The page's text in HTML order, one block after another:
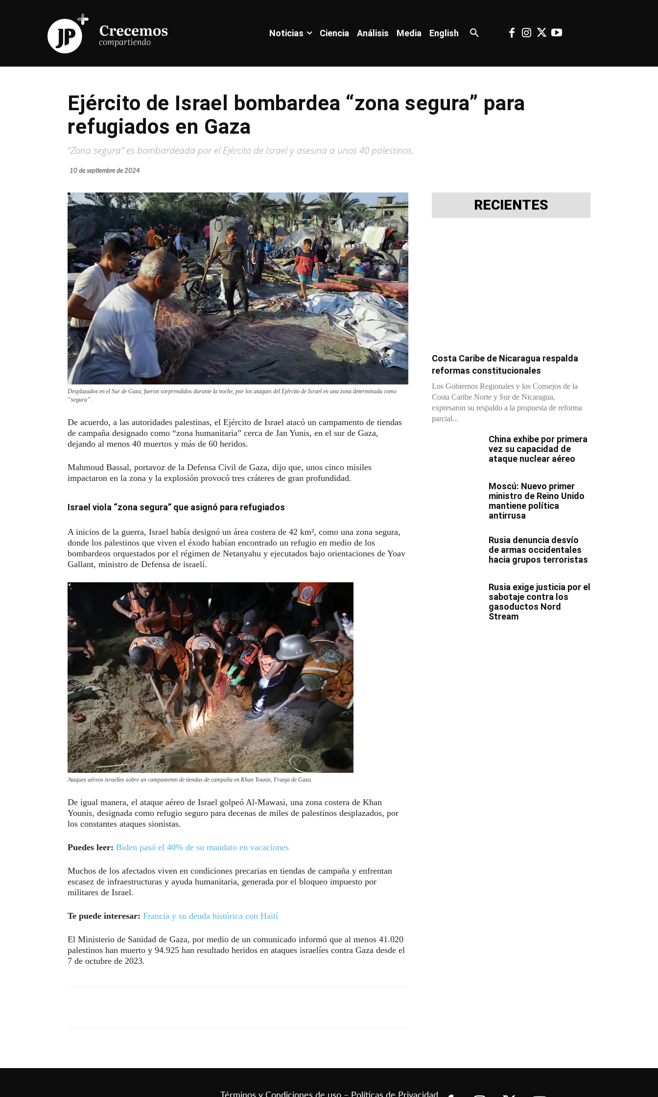
Noticias Ciencia Análisis Media English
Ejército de Israel bombardea “zona segura” para
refugiados en Gaza
“Zona segura” es bombardeada por el Ejército de Israel y asesina a unos 40 palestinos.
10 de septiembre de 2024
Desplazados en el Sur de Gaza, fueron sorprendidos durante la noche, por los ataques del Ejército de Israel en una zona determinada como
“segura”.
De acuerdo, a las autoridades palestinas, el Ejército de Israel atacó un campamento de tiendas
de campaña designado como “zona humanitaria” cerca de Jan Yunis, en el sur de Gaza,
dejando al menos 40 muertos y más de 60 heridos.
Mahmoud Bassal, portavoz de la Defensa Civil de Gaza, dijo que, unos cinco misiles
impactaron en la zona y la explosión provocó tres cráteres de gran profundidad.
Israel viola “zona segura” que asignó para refugiados
A inicios de la guerra, Israel había designó un área costera de 42 km², como una zona segura,
donde los palestinos que viven el éxodo habían encontrado un refugio en medio de los
bombardeos orquestados por el régimen de Netanyahu y ejecutados bajo orientaciones de Yoav
Gallant, ministro de Defensa de israelí.
Ataques aéreos israelíes sobre un campamento de tiendas de campaña en Khan Younis, Franja de Gaza.
De igual manera, el ataque aéreo de Israel golpeó Al-Mawasi, una zona costera de Khan
Younis, designada como refugio seguro para decenas de miles de palestinos desplazados, por
los constantes ataques sionistas.
Puedes leer: Biden pasó el 40% de su mandato en vacaciones
Muchos de los afectados viven en condiciones precarias en tiendas de campaña y enfrentan
escasez de infraestructuras y ayuda humanitaria, generada por el bloqueo impuesto por
militares de Israel.
Te puede interesar: Francia y su deuda histórica con Haití
El Ministerio de Sanidad de Gaza, por medio de un comunicado informó que al menos 41.020
palestinos han muerto y 94.925 han resultado heridos en ataques israelíes contra Gaza desde el
7 de octubre de 2023.
RECIENTES
Costa Caribe de Nicaragua respalda
reformas constitucionales
Los Gobiernos Regionales y los Consejos de la
Costa Caribe Norte y Sur de Nicaragua,
expresaron su respaldo a la propuesta de reforma
parcial...
China exhibe por primera
vez su capacidad de
ataque nuclear aéreo
Moscú: Nuevo primer
ministro de Reino Unido
mantiene política
antirrusa
Rusia denuncia desvío
de armas occidentales
hacia grupos terroristas
Rusia exige justicia por el
sabotaje contra los
gasoductos Nord
Stream
Términos y Condiciones de uso – Políticas de Privacidad